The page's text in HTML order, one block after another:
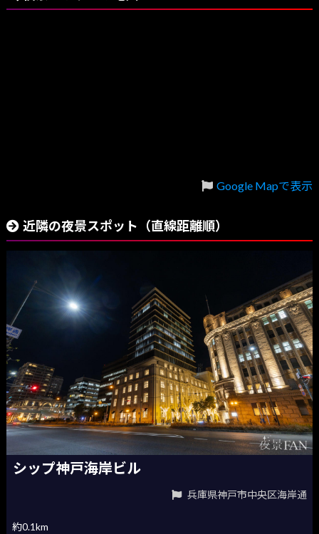
Google Mapで表示
近隣の夜景スポット（直線距離順）
シップ神戸海岸ビル
兵庫県神戸市中央区海岸通
約0.1km